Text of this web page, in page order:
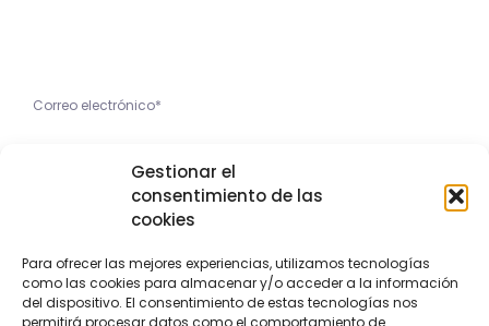
Gestionar el
consentimiento de las
cookies
Para ofrecer las mejores experiencias, utilizamos tecnologías
como las cookies para almacenar y/o acceder a la información
del dispositivo. El consentimiento de estas tecnologías nos
permitirá procesar datos como el comportamiento de
Política de Privacidad
Apúntame
Copyright © 2023 Feria Valencia